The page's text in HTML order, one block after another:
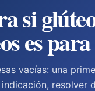
si
es
vacías: una
resolver